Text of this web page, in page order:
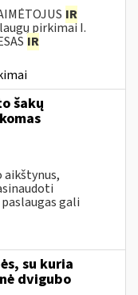
IR
pirkimai I.
IR
šakų
gali
su kuria
dvigubo